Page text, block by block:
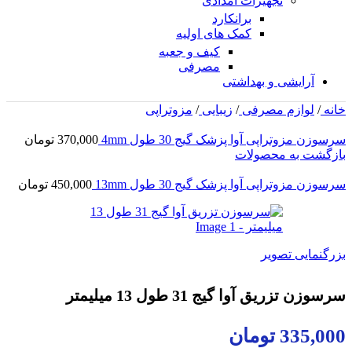
برانکارد
کمک های اولیه
کیف و جعبه
مصرفی
آرایشی و بهداشتی
خانه/ لوازم مصرفی/ زیبایی/ مزوتراپی
سرسوزن مزوتراپی آوا پزشک گیج 30 طول 4mm 370,000 تومان
بازگشت به محصولات
سرسوزن مزوتراپی آوا پزشک گیج 30 طول 13mm 450,000 تومان
بزرگنمایی تصویر
سرسوزن تزریق آوا گیج 31 طول 13 میلیمتر
335,000 تومان